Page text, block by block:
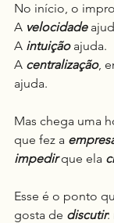
No início, o
A velocidade
A intuição ajuda.
A centralização,
ajuda.
Mas chega uma
que fez a
impedir que ela
Esse é o ponto
gosta de discutir: